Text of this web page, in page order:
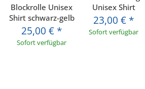
Blockrolle Unisex
Shirt schwarz-gelb
25,00 € *
Sofort verfügbar
Unisex Shirt
23,00 € *
Sofort verfügbar